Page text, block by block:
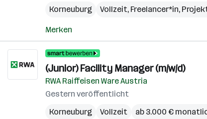
Korneuburg
Vollzeit, Freelancer*in,
Merken
(Junior) Facility Manager (m/w/d)
RWA Raiffeisen Ware Austria
Gestern veröffentlicht
Korneuburg
Vollzeit ab 3.000 €